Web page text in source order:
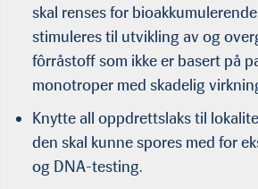
skal renses for
stimuleres til utvikling av og
fôrråstoff som ikke er basert på
monotroper med skadelig
Knytte all oppdrettslaks til
den skal kunne spores med for
og DNA-testing.